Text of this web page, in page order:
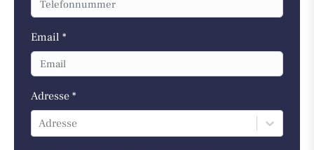
Email *
Adresse *
Adresse